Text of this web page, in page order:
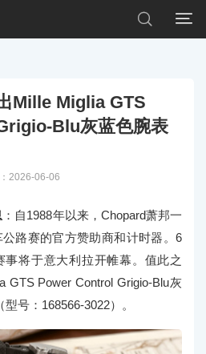


Mille Miglia GTS
Blu灰蓝色腕表
2026-06-06
：自1988年以来，Chopard萧邦一
路赛的官方赞助商和计时器。6
事将于意大利拉开帷幕。值此之
GTS Power Control Grigio-Blu灰
号：168566-3022）。